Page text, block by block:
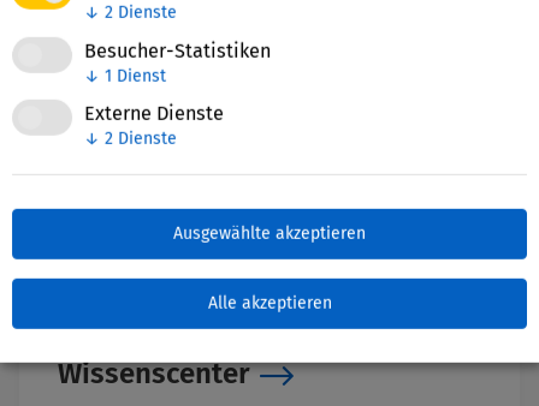
↓ 2 Dienste
Besucher-Statistiken
↓ 1 Dienst
Externe Dienste
↓ 2 Dienste
Ausgewählte akzeptieren
Alle akzeptieren
Nettie-Finder
Zuletzt bearbeitet: 07. Januar 2026
Wissenscenter